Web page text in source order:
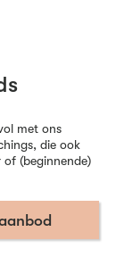
met ons
die ook
of (beginnende)